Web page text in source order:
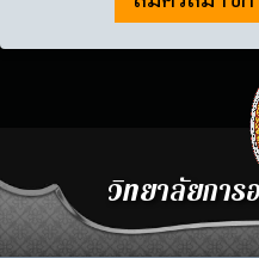
วิทยาลัยการ